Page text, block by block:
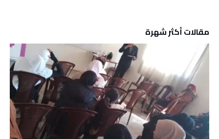
مقالات أكثر شهرة